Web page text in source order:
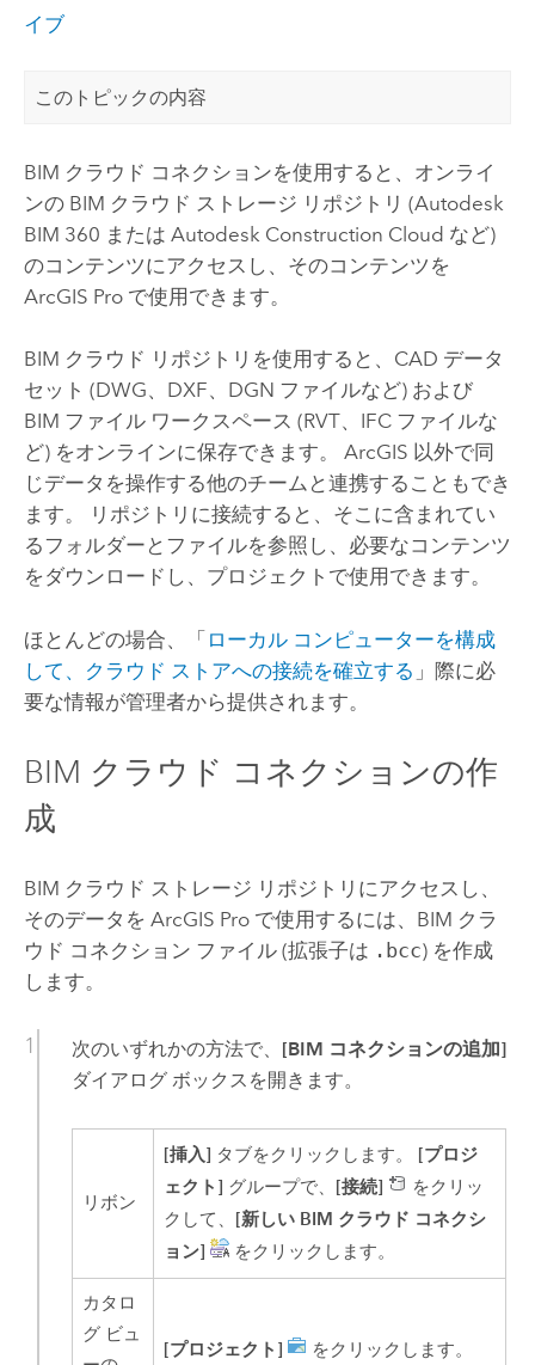
イブ
このトピックの内容
BIM クラウド コネクションを使用すると、オンライ
ンの BIM クラウド ストレージ リポジトリ (Autodesk
BIM 360 または Autodesk Construction Cloud など)
のコンテンツにアクセスし、そのコンテンツを
ArcGIS Proで使用できます。
BIM クラウド リポジトリを使用すると、CAD データ
セット (DWG、DXF、DGN ファイルなど) および
BIM ファイル ワークスペース (RVT、IFC ファイルな
ど) をオンラインに保存できます。 ArcGIS 以外で同
じデータを操作する他のチームと連携することもでき
ます。 リポジトリに接続すると、そこに含まれてい
るフォルダーとファイルを参照し、必要なコンテンツ
をダウンロードし、プロジェクトで使用できます。
ほとんどの場合、「 ローカル コンピューターを構成
して、クラウド ストアへの接続を確立する 」際に必
要な情報が管理者から提供されます。
BIM クラウド コネクションの作
成
BIM クラウド ストレージ リポジトリにアクセスし、
そのデータを ArcGIS Proで使用するには、BIM クラ
ウド コネクション ファイル (拡張子は .bcc) を作成
します。
次のいずれかの方法で、 [BIM コネクションの追加]
ダイアログ ボックスを開きます。
リボン
[挿入] タブをクリックします。 [プロジ
ェクト] グループで、 [接続]
をクリッ
クして、 [新しい BIM クラウド コネクシ
ョン]
をクリックします。
カタロ
グ ビュ
[プロジェクト] をクリックします。